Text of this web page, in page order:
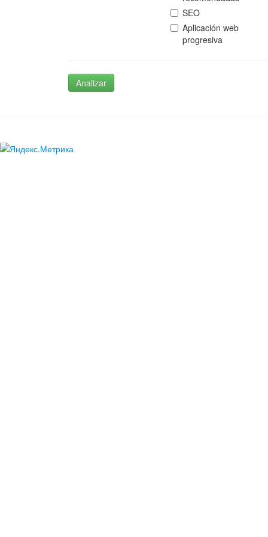
SEO
Aplicación web
progresiva
Analizar